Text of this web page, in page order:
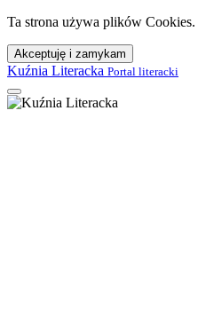
Ta strona używa plików Cookies.
Akceptuję i zamykam
Kuźnia Literacka Portal literacki